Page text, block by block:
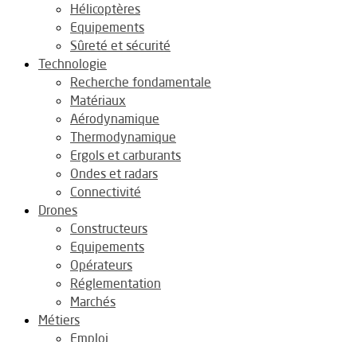
Hélicoptères
Equipements
Sûreté et sécurité
Technologie
Recherche fondamentale
Matériaux
Aérodynamique
Thermodynamique
Ergols et carburants
Ondes et radars
Connectivité
Drones
Constructeurs
Equipements
Opérateurs
Réglementation
Marchés
Métiers
Emploi